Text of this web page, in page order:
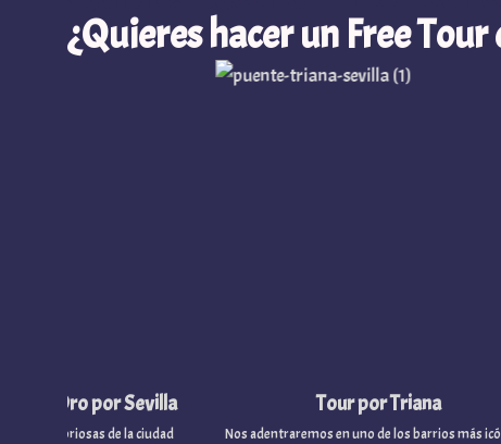
¿Quieres hacer un Free
Tour por Triana
Nos adentraremos en uno de los barrios más icónicos
por Sevilla
de la ciudad